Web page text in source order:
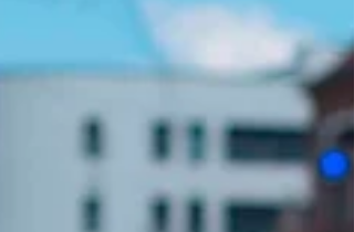
internacional con Modest Dog US.